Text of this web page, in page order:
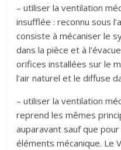
– utiliser la ventilation
insufflée : reconnu sous
consiste à mécaniser le
dans la pièce et à
orifices installées sur le
l’air naturel et le diffuse
– utiliser la ventilation
reprend les mêmes
auparavant sauf que
éléments mécanique. Le